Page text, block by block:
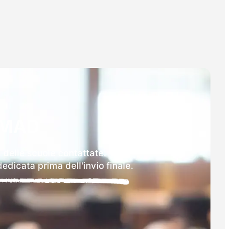
delle scuole contattate.
prima dell'invio finale.